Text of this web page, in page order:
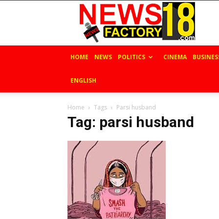
News
Factory
18
HOME NEWS POLITICS CINEMA
ENGLISH
Home Tags Parsi husband
Tag: parsi husband